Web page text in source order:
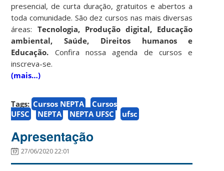
presencial, de curta duração, gratuitos e abertos a
toda comunidade. São dez cursos nas mais diversas
áreas: Tecnologia, Produção digital, Educação
ambiental, Saúde, Direitos humanos e
Educação. Confira nossa agenda de cursos e
inscreva-se.
(mais…)
Tags: Cursos NEPTA
Cursos
UFSC
NEPTA NEPTA UFSC ufsc
Apresentação
27/06/2020 22:01